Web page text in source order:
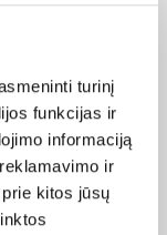
turinį
funkcijas ir
informaciją
ir
kitos jūsų
prekes